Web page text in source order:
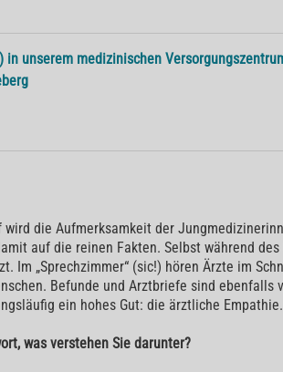
unserem medizinischen
wird die Aufmerksamkeit der
auf die reinen Fakten. Selbst während
Im „Sprechzimmer“ (sic!) hören Ärzte im
Befunde und Arztbriefe sind
ein hohes Gut: die ärztliche Empathie.
was verstehen Sie darunter?